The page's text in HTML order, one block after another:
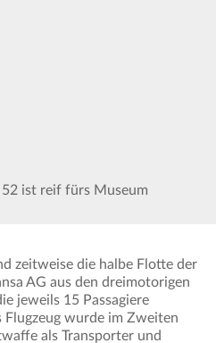
52 ist reif fürs Museum
zeitweise die halbe Flotte der
AG aus den dreimotorigen
jeweils 15 Passagiere
wurde im Zweiten
als Transporter und